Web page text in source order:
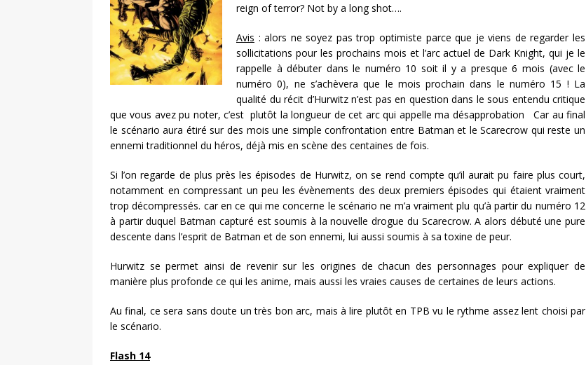
reign of terror? Not by a long shot….
Avis : alors ne soyez pas trop optimiste parce que je viens de regarder les
sollicitations pour les prochains mois et l’arc actuel de Dark Knight, qui je le
rappelle à débuter dans le numéro 10 soit il y a presque 6 mois (avec le
numéro 0), ne s’achèvera que le mois prochain dans le numéro 15 ! La
qualité du récit d’Hurwitz n’est pas en question dans le sous entendu critique
que vous avez pu noter, c’est plutôt la longueur de cet arc qui appelle ma désapprobation Car au final
le scénario aura étiré sur des mois une simple confrontation entre Batman et le Scarecrow qui reste un
ennemi traditionnel du héros, déjà mis en scène des centaines de fois.
Si l’on regarde de plus près les épisodes de Hurwitz, on se rend compte qu’il aurait pu faire plus court,
notamment en compressant un peu les évènements des deux premiers épisodes qui étaient vraiment
trop décompressés. car en ce qui me concerne le scénario ne m’a vraiment plu qu’à partir du numéro 12
à partir duquel Batman capturé est soumis à la nouvelle drogue du Scarecrow. A alors débuté une pure
descente dans l’esprit de Batman et de son ennemi, lui aussi soumis à sa toxine de peur.
Hurwitz se permet ainsi de revenir sur les origines de chacun des personnages pour expliquer de
manière plus profonde ce qui les anime, mais aussi les vraies causes de certaines de leurs actions.
Au final, ce sera sans doute un très bon arc, mais à lire plutôt en TPB vu le rythme assez lent choisi par
le scénario.
Flash 14